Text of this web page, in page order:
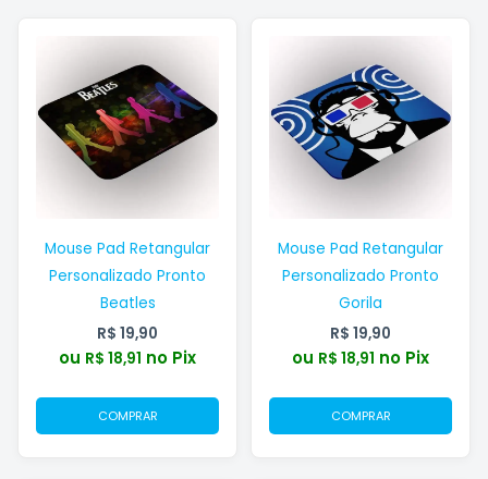
Mouse Pad Retangular
Personalizado Pronto
Beatles
R$ 19,90
ou R$ 18,91 no Pix
COMPRAR
Mouse Pad Retangular
Personalizado Pronto
Gorila
R$ 19,90
ou R$ 18,91 no Pix
COMPRAR